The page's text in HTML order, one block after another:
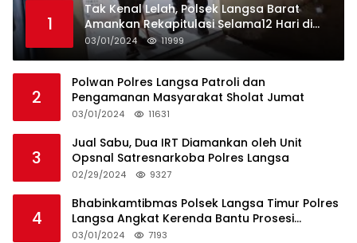
1
Tak Kenal Lelah, Polsek Langsa Barat
Amankan Rekapitulasi Selama12 Hari di
Kecamatan Baro
03/01/2024 11999
2
Polwan Polres Langsa Patroli dan
Pengamanan Masyarakat Sholat Jumat
03/01/2024 11631
3
Jual Sabu, Dua IRT Diamankan oleh Unit
Opsnal Satresnarkoba Polres Langsa
02/29/2024 9327
4
Bhabinkamtibmas Polsek Langsa Timur Polres
Langsa Angkat Kerenda Bantu Prosesi
Pemakaman Warga
03/01/2024 7193